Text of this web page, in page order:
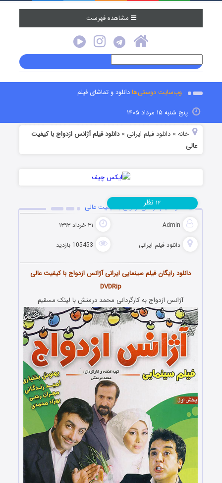
مشاهده فهرست
وب‌سایت دوستی‌هادانلود و تماشای فیلم
پنج شنبه ۱۵ مرداد ۱۴۰۵
خانه »دانلود فیلم‌ ایرانی »دانلود فیلم آژانس ازدواج با کیفیت
عالی
دانلود فیلم آژانس ازدواج با کیفیت عالی
Admin ۳۱ خرداد ۱۳۹۳
دانلود فیلم‌ ایرانی 105453 بازدید
۱۲ نظر
دانلود رایگان فیلم سینمایی ایرانی آژانس ازدواج با کیفیت عالی
DVDRip
آژانس ازدواج به کارگردانی محمد درمنش با لینک مسقیم